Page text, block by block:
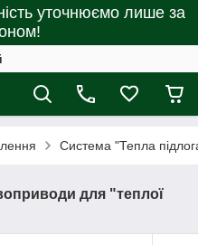
уточнюємо лише за
Система "Тепла
для "теплої